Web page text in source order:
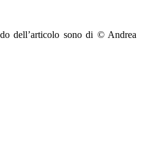
dell’articolo sono di © Andrea